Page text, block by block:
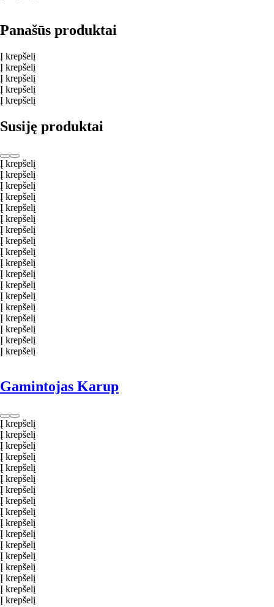
Panašūs produktai
Į krepšelį
Į krepšelį
Į krepšelį
Į krepšelį
Į krepšelį
Susiję produktai
Į krepšelį
Į krepšelį
Į krepšelį
Į krepšelį
Į krepšelį
Į krepšelį
Į krepšelį
Į krepšelį
Į krepšelį
Į krepšelį
Į krepšelį
Į krepšelį
Į krepšelį
Į krepšelį
Į krepšelį
Į krepšelį
Į krepšelį
Į krepšelį
Gamintojas Karup
Į krepšelį
Į krepšelį
Į krepšelį
Į krepšelį
Į krepšelį
Į krepšelį
Į krepšelį
Į krepšelį
Į krepšelį
Į krepšelį
Į krepšelį
Į krepšelį
Į krepšelį
Į krepšelį
Į krepšelį
Į krepšelį
Į krepšelį